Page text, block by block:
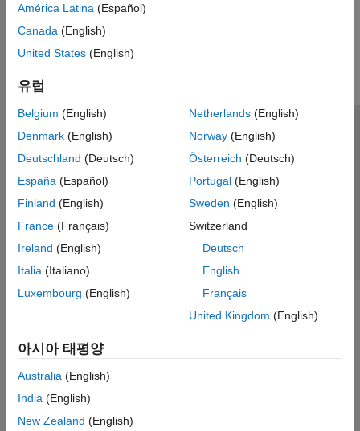
주기 파형 생성
동시 및 동기화 작업
Simulink 데이터 수집
Data Acquisition Toolbox에서 문제 해결
Data Acquisition Toolbox 지원 하드웨어
Industrial Communication Toolbox
Instrument Control Toolbox
ThingSpeak
Vehicle Network Toolbox
América Latina (Español)
Canada (English)
United States (English)
유럽
Belgium (English)
Denmark (English)
Deutschland (Deutsch)
España (Español)
Finland (English)
France (Français)
Ireland (English)
Italia (Italiano)
Luxembourg (English)
Netherlands(English)
Norway(English)
Österreich (Deutsch)
Portugal(English)
Sweden (English)
Switzerland
Deutsch
English
Français
United Kingdom (English)
아시아 태평양
Australia (English)
India (English)
New Zealand (English)
신뢰 센터 등록 상표 개인정보 취급방침
불법 복제 방지
애플리케이션 상태
© 1994-2026 The MathWorks, Inc.